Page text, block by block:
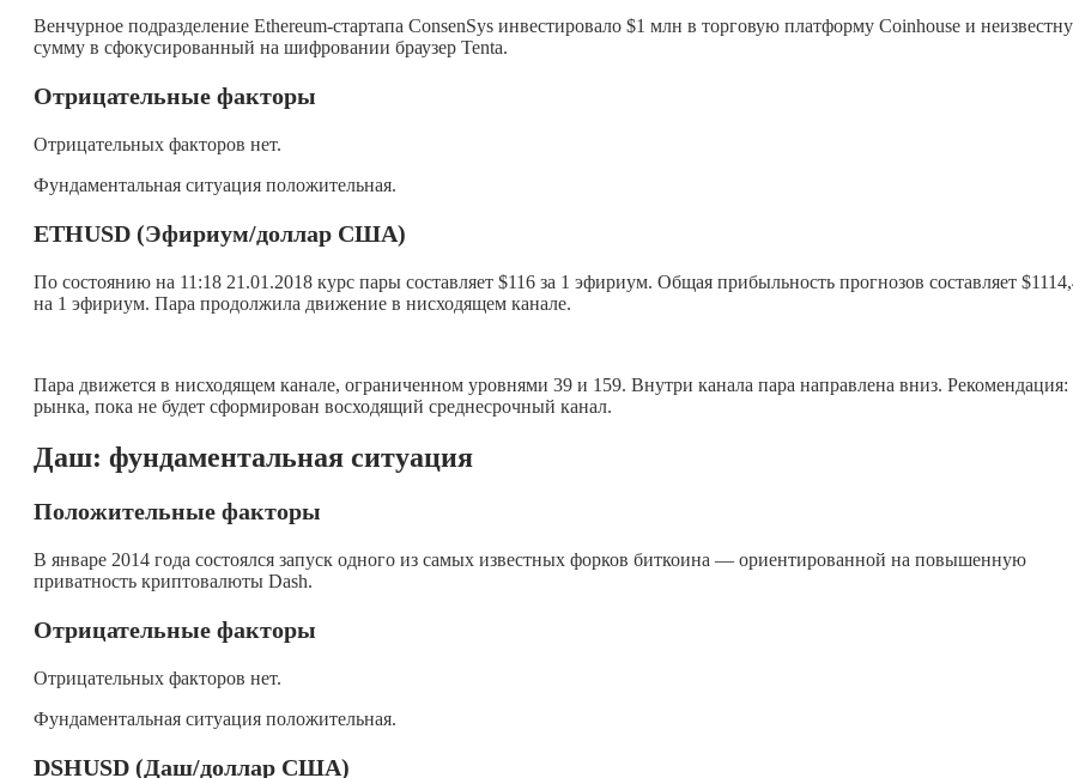
Венчурное подразделение Ethereum-стартапа ConsenSys инвестировало $1 млн в торговую платформу Coinhouse и
сумму в сфокусированный на шифровании браузер Tenta.
Отрицательные факторы
Отрицательных факторов нет.
Фундаментальная ситуация положительная.
ETHUSD (Эфириум/доллар США)
По состоянию на 11:18 21.01.2018 курс пары составляет $116 за 1 эфириум. Общая прибыльность прогнозов составляет
на 1 эфириум. Пара продолжила движение в нисходящем канале.
Пара движется в нисходящем канале, ограниченном уровнями 39 и 159. Внутри канала пара направлена вниз. Рекомендация:
рынка, пока не будет сформирован восходящий среднесрочный канал.
Даш: фундаментальная ситуация
Положительные факторы
В январе 2014 года состоялся запуск одного из самых известных форков биткоина — ориентированной на повышенную
приватность криптовалюты Dash.
Отрицательные факторы
Отрицательных факторов нет.
Фундаментальная ситуация положительная.
DSHUSD (Даш/доллар США)